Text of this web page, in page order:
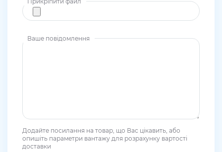
Ваше повідомлення
Додайте посилання на товар, що Вас цікавить, або
опишіть параметри вантажу для розрахунку вартості
доставки